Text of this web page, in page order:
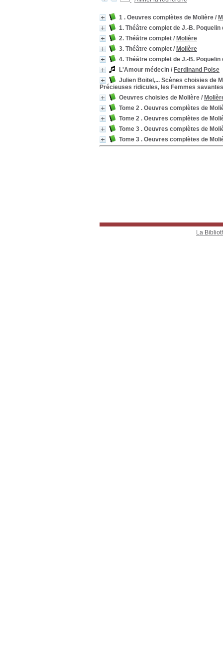
1 . Oeuvres complètes de Molière /
1. Théâtre complet de J.-B. Poquelin
2. Théâtre complet / Molière
3. Théâtre complet / Molière
4. Théâtre complet de J.-B. Poquelin
L'Amour médecin / Ferdinand Poise
Julien Boitel,... Scènes choisies de
Précieuses ridicules, les Femmes
Oeuvres choisies de Molière /
Tome 2 . Oeuvres complètes de
Tome 2 . Oeuvres complètes de
Tome 3 . Oeuvres complètes de
Tome 3 . Oeuvres complètes de
La